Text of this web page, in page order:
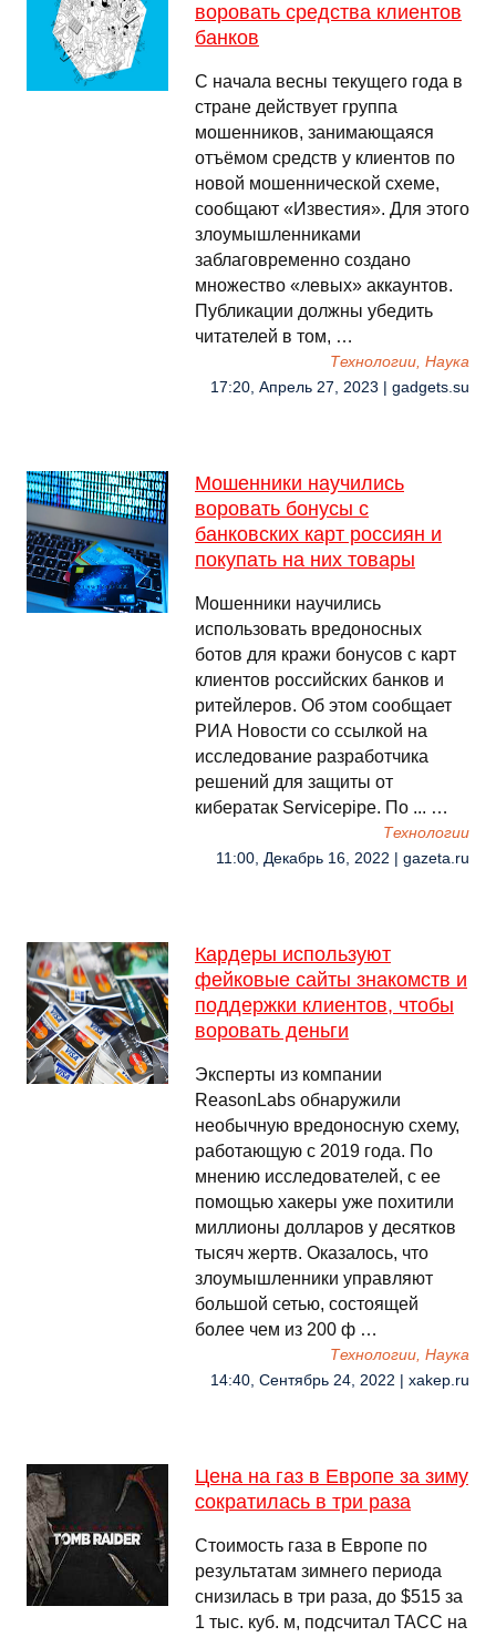
воровать средства клиентов
банков
С начала весны текущего года в
стране действует группа
мошенников, занимающаяся
отъёмом средств у клиентов по
новой мошеннической схеме,
сообщают «Известия». Для этого
злоумышленниками
заблаговременно создано
множество «левых» аккаунтов.
Публикации должны убедить
читателей в том, …
Технологии, Наука
17:20, Апрель 27, 2023 | gadgets.su
Мошенники научились
воровать бонусы с
банковских карт россиян и
покупать на них товары
Мошенники научились
использовать вредоносных
ботов для кражи бонусов с карт
клиентов российских банков и
ритейлеров. Об этом сообщает
РИА Новости со ссылкой на
исследование разработчика
решений для защиты от
кибератак Servicepipe. По ... …
Технологии
11:00, Декабрь 16, 2022 | gazeta.ru
Кардеры используют
фейковые сайты знакомств и
поддержки клиентов, чтобы
воровать деньги
Эксперты из компании
ReasonLabs обнаружили
необычную вредоносную схему,
работающую с 2019 года. По
мнению исследователей, с ее
помощью хакеры уже похитили
миллионы долларов у десятков
тысяч жертв. Оказалось, что
злоумышленники управляют
большой сетью, состоящей
более чем из 200 ф …
Технологии, Наука
14:40, Сентябрь 24, 2022 | xakep.ru
Цена на газ в Европе за зиму
сократилась в три раза
Стоимость газа в Европе по
результатам зимнего периода
снизилась в три раза, до $515 за
1 тыс. куб. м, подсчитал ТАСС на